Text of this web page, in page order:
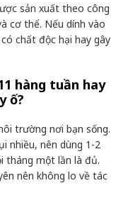
sản xuất theo công
cơ thể. Nếu dính vào
chất độc hại hay gây
hàng tuần hay
ố?
trường nơi bạn sống.
nhiều, nên dùng 1-2
tháng một lần là đủ.
nên không lo về tác